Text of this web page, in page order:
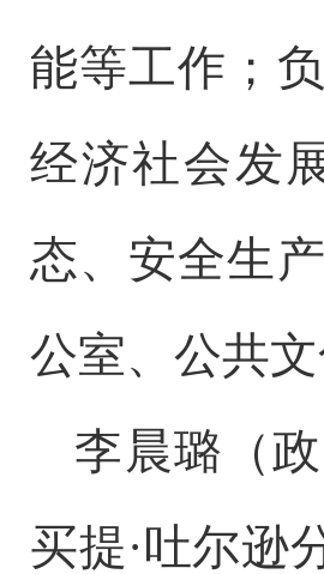
能等工作；
经济社会发
态、安全生
公室、公共
李晨璐（
买提·吐尔逊